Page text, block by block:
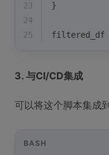
23
}
24
25
filtered_df
3. 与CI/CD集成
可以将这个脚本集成
BASH